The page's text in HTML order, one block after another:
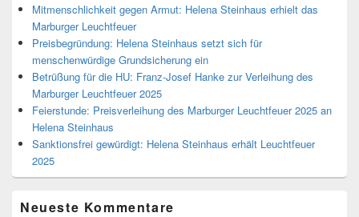
Mitmenschlichkeit gegen Armut: Helena Steinhaus erhielt das
Marburger Leuchtfeuer
Preisbegründung: Helena Steinhaus setzt sich für
menschenwürdige Grundsicherung ein
Betrüßung für die HU: Franz-Josef Hanke zur Verleihung des
Marburger Leuchtfeuer 2025
Feierstunde: Preisverleihung des Marburger Leuchtfeuer 2025 an
Helena Steinhaus
Sanktionsfrei gewürdigt: Helena Steinhaus erhält Leuchtfeuer
2025
Neueste Kommentare